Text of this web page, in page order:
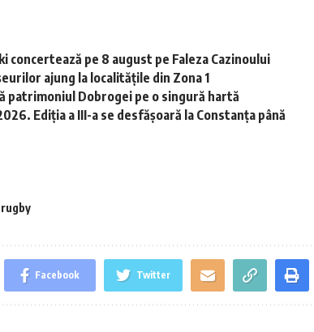
concertează pe 8 august pe Faleza Cazinoului
ajung la localitățile din Zona 1
patrimoniul Dobrogei pe o singură hartă
Ediția a III-a se desfășoară la Constanța până
rugby
Facebook Twitter